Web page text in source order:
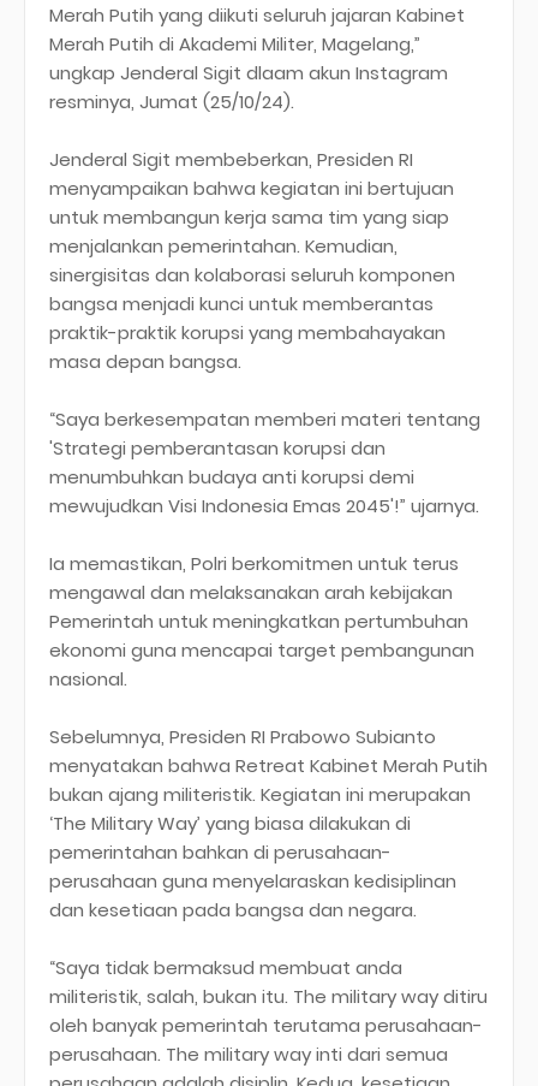
Merah Putih yang diikuti seluruh jajaran Kabinet
Merah Putih di Akademi Militer, Magelang,”
ungkap Jenderal Sigit dlaam akun Instagram
resminya, Jumat (25/10/24).
Jenderal Sigit membeberkan, Presiden RI
menyampaikan bahwa kegiatan ini bertujuan
untuk membangun kerja sama tim yang siap
menjalankan pemerintahan. Kemudian,
sinergisitas dan kolaborasi seluruh komponen
bangsa menjadi kunci untuk memberantas
praktik-praktik korupsi yang membahayakan
masa depan bangsa.
“Saya berkesempatan memberi materi tentang
'Strategi pemberantasan korupsi dan
menumbuhkan budaya anti korupsi demi
mewujudkan Visi Indonesia Emas 2045'!” ujarnya.
Ia memastikan, Polri berkomitmen untuk terus
mengawal dan melaksanakan arah kebijakan
Pemerintah untuk meningkatkan pertumbuhan
ekonomi guna mencapai target pembangunan
nasional.
Sebelumnya, Presiden RI Prabowo Subianto
menyatakan bahwa Retreat Kabinet Merah Putih
bukan ajang militeristik. Kegiatan ini merupakan
‘The Military Way’ yang biasa dilakukan di
pemerintahan bahkan di perusahaan-
perusahaan guna menyelaraskan kedisiplinan
dan kesetiaan pada bangsa dan negara.
“Saya tidak bermaksud membuat anda
militeristik, salah, bukan itu. The military way ditiru
oleh banyak pemerintah terutama perusahaan-
perusahaan. The military way inti dari semua